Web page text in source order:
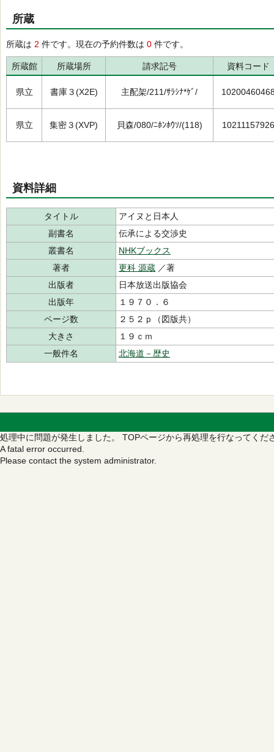
所蔵
所蔵は 2 件です。現在の予約件数は 0 件です。
所蔵館 所蔵場所 請求記号 資料コード
県立 書庫３(X2E) 主配架/211/ｻﾗｼﾅ*ｹﾞ/
県立 集密３(XVP) 貝森/080/ﾆﾎﾝﾎｳｿ/(118) 10211157926
資料詳細
タイトル
アイヌと日本人
副書名
伝承による交渉史
叢書名
NHKブックス
著者
更科 源蔵 ／著
出版者
日本放送出版協会
出版年
１９７０．６
ページ数
２５２ｐ（図版共）
大きさ
１９ｃｍ
一般件名
北海道－歴史
処理中に問題が発生しました。 TOPページから再処理を行なってくだ
A fatal error occurred.
Please contact the system administrator.